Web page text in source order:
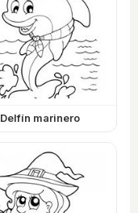
Delfín marinero